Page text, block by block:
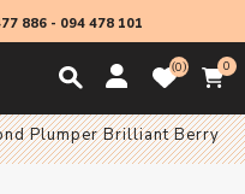
886- 094 478 101
0 0
Plumper Brilliant Berry